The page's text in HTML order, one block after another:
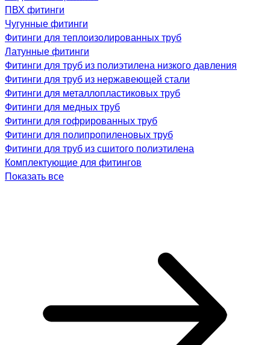
ПВХ фитинги
Чугунные фитинги
Фитинги для теплоизолированных труб
Латунные фитинги
Фитинги для труб из полиэтилена низкого давления
Фитинги для труб из нержавеющей стали
Фитинги для металлопластиковых труб
Фитинги для медных труб
Фитинги для гофрированных труб
Фитинги для полипропиленовых труб
Фитинги для труб из сшитого полиэтилена
Комплектующие для фитингов
Показать все